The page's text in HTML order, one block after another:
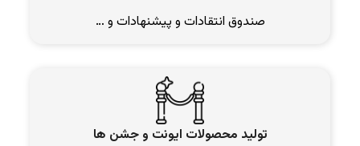
صندوق انتقادات و پیشنهادات و …
تولید محصولات ایونت و جشن ها